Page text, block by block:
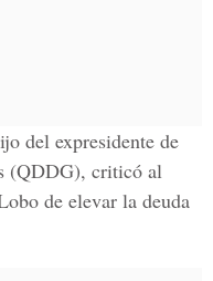
del expresidente de
(QDDG), criticó al
de elevar la deuda